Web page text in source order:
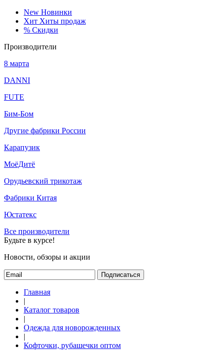
New Новинки
Хит Хиты продаж
% Скидки
Производители
8 марта
DANNI
FUTE
Бим-Бом
Другие фабрики России
Карапузик
МоёДитё
Орудьевский трикотаж
Фабрики Китая
Юстатекс
Все производители
Будьте в курсе!
Новости, обзоры и акции
Подписаться
Главная
|
Каталог товаров
|
Одежда для новорожденных
|
Кофточки, рубашечки оптом